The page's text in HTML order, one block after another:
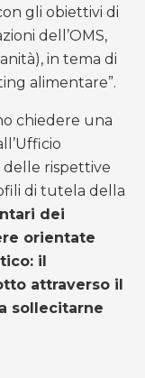
gli obiettivi di
dell’OMS,
in tema di
alimentare”.
chiedere una
delle rispettive
di tutela della
dei
orientate
il
attraverso il
sollecitarne